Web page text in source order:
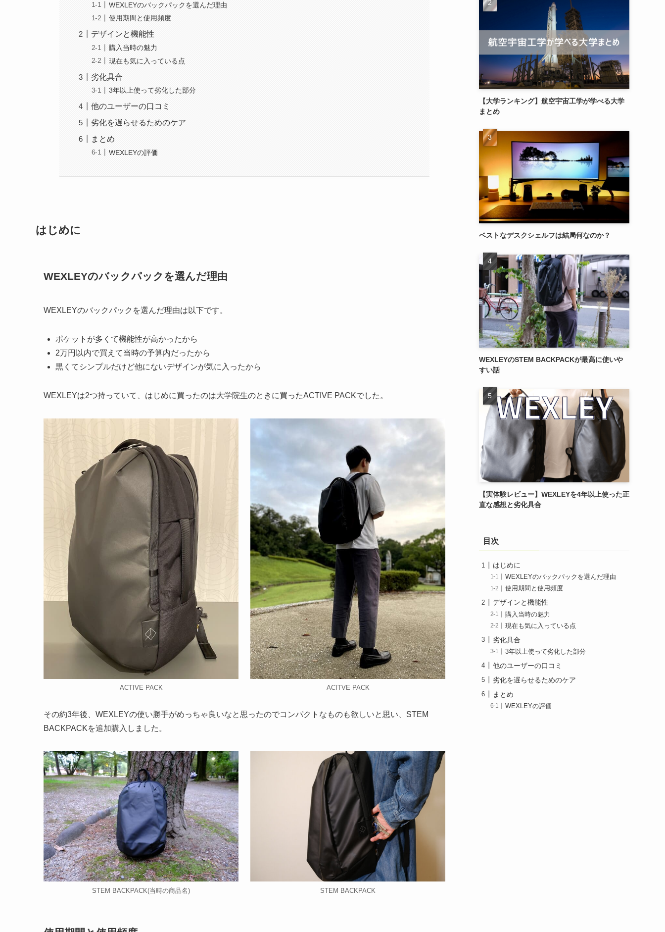
WEXLEYのバックパックを選んだ理由
使用期間と使用頻度
デザインと機能性
購入当時の魅力
現在も気に入っている点
劣化具合
3年以上使って劣化した部分
他のユーザーの口コミ
劣化を遅らせるためのケア
まとめ
WEXLEYの評価
はじめに
WEXLEYのバックパックを選んだ理由
WEXLEYのバックパックを選んだ理由は以下です。
ポケットが多くて機能性が高かったから
2万円以内で買えて当時の予算内だったから
黒くてシンプルだけど他にないデザインが気に入ったから
WEXLEYは2つ持っていて、はじめに買ったのは大学院生のときに買ったACTIVE PACKでした。
ACTIVE PACK ACITVE PACK
その約3年後、WEXLEYの使い勝手がめっちゃ良いなと思ったのでコンパクトなものも欲しいと思い、STEM
BACKPACKを追加購入しました。
STEM BACKPACK(当時の商品名) STEM BACKPACK
【大学ランキング】航空宇宙工学が学べる大学
まとめ
ベストなデスクシェルフは結局何なのか？
WEXLEYのSTEM BACKPACKが最高に使いや
すい話
【実体験レビュー】WEXLEYを4年以上使った正
直な感想と劣化具合
目次
はじめに
WEXLEYのバックパックを選んだ理由
使用期間と使用頻度
デザインと機能性
購入当時の魅力
現在も気に入っている点
劣化具合
3年以上使って劣化した部分
他のユーザーの口コミ
劣化を遅らせるためのケア
まとめ
WEXLEYの評価